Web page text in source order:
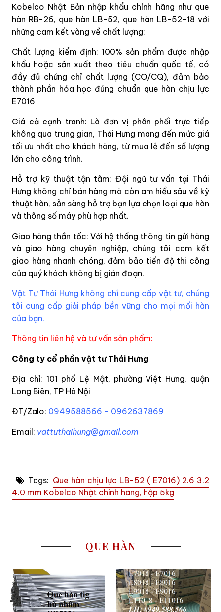
Kobelco Nhật Bản nhập khẩu chính hãng như que
hàn RB-26, que hàn LB-52, que hàn LB-52-18 với
những cam kết vàng về chất lượng:
Chất lượng kiểm định: 100% sản phẩm được nhập
khẩu hoặc sản xuất theo tiêu chuẩn quốc tế, có
đầy đủ chứng chỉ chất lượng (CO/CQ), đảm bảo
thành phần hóa học đúng chuẩn que hàn chịu lực
E7016
Giá cả cạnh tranh: Là đơn vị phân phối trực tiếp
không qua trung gian, Thái Hưng mang đến mức giá
tối ưu nhất cho khách hàng, từ mua lẻ đến số lượng
lớn cho công trình.
Hỗ trợ kỹ thuật tận tâm: Đội ngũ tư vấn tại Thái
Hưng không chỉ bán hàng mà còn am hiểu sâu về kỹ
thuật hàn, sẵn sàng hỗ trợ bạn lựa chọn loại que hàn
và thông số máy phù hợp nhất.
Giao hàng thần tốc: Với hệ thống thông tin gửi hàng
và giao hàng chuyên nghiệp, chúng tôi cam kết
giao hàng nhanh chóng, đảm bảo tiến độ thi công
của quý khách không bị gián đoạn.
Vật Tư Thái Hưng không chỉ cung cấp vật tư, chúng
tôi cung cấp giải pháp bền vững cho mọi mối hàn
của bạn.
Thông tin liên hệ và tư vấn sản phẩm:
Công ty cổ phần vật tư Thái Hưng
Địa chỉ: 101 phố Lệ Mật, phường Việt Hưng, quận
Long Biên, TP Hà Nội
ĐT/Zalo: 0949588566 - 0962637869
Email: vattuthaihung@gmail.com
Tags: Que hàn chịu lực LB-52 ( E7016) 2.6 3.2
4.0 mm Kobelco Nhật chính hãng, hộp 5kg
QUE HÀN